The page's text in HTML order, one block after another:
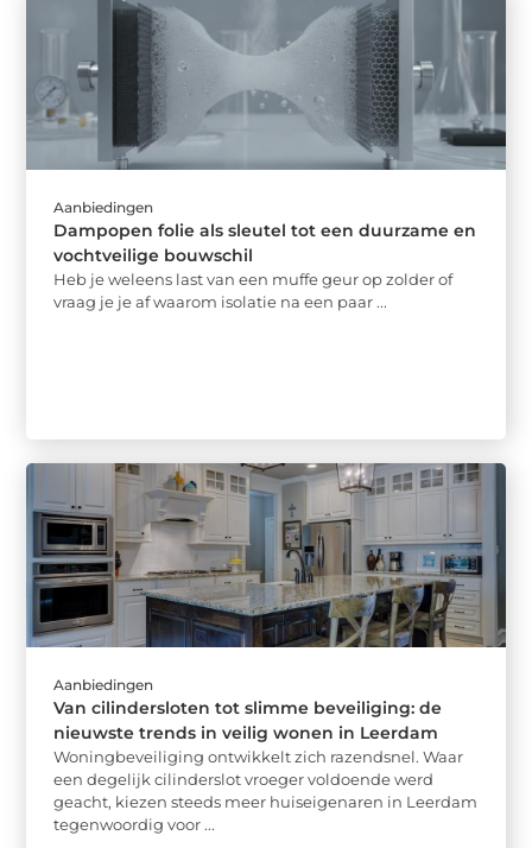
Aanbiedingen
Dampopen folie als sleutel tot een duurzame en
vochtveilige bouwschil
Heb je weleens last van een muffe geur op zolder of
vraag je je af waarom isolatie na een paar ...
Aanbiedingen
Van cilindersloten tot slimme beveiliging: de
nieuwste trends in veilig wonen in Leerdam
Woningbeveiliging ontwikkelt zich razendsnel. Waar
een degelijk cilinderslot vroeger voldoende werd
geacht, kiezen steeds meer huiseigenaren in Leerdam
tegenwoordig voor ...